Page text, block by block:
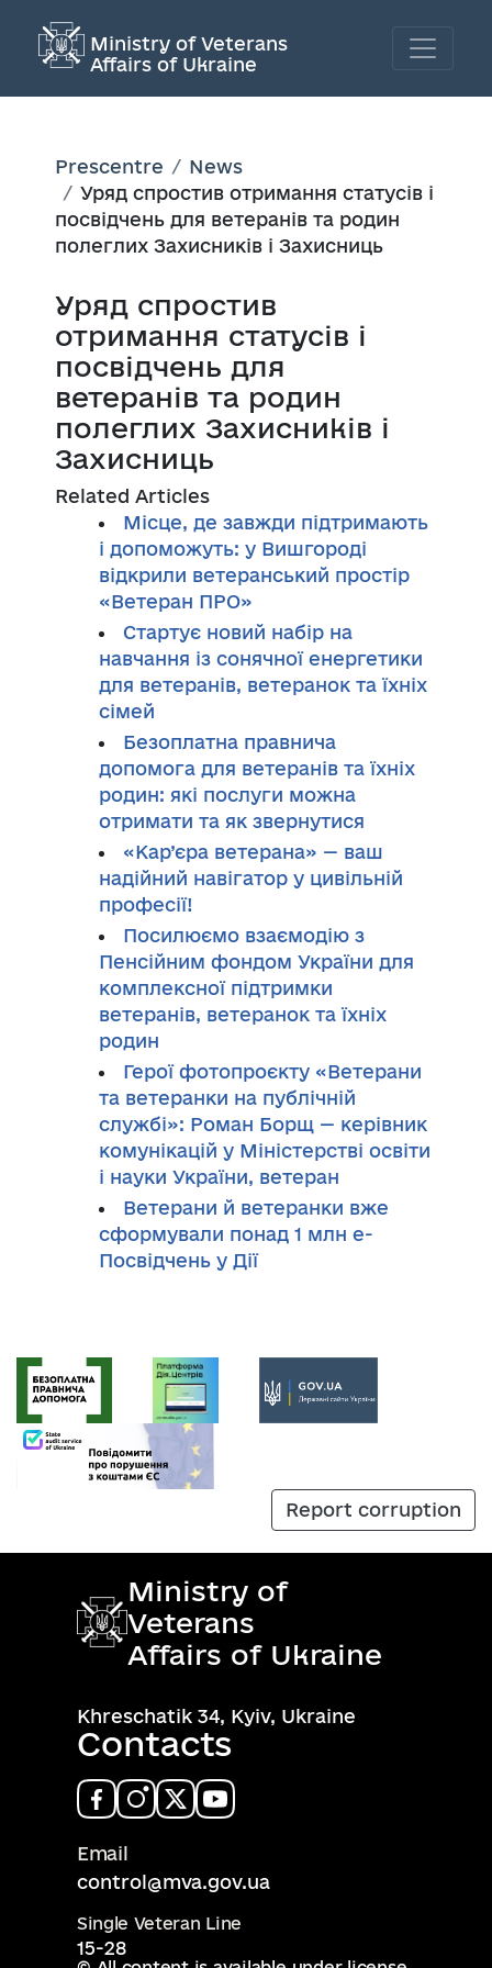
Ministry of Veterans
Affairs of Ukraine
Prescentre
News
Уряд спростив отримання статусів і
посвідчень для ветеранів та родин
полеглих Захисників і Захисниць
Уряд спростив
отримання статусів і
посвідчень для
ветеранів та родин
полеглих Захисників і
Захисниць
Related Articles
Місце, де завжди підтримають
і допоможуть: у Вишгороді
відкрили ветеранський простір
«Ветеран ПРО»
Стартує новий набір на
навчання із сонячної енергетики
для ветеранів, ветеранок та їхніх
сімей
Безоплатна правнича
допомога для ветеранів та їхніх
родин: які послуги можна
отримати та як звернутися
«Кар’єра ветерана» — ваш
надійний навігатор у цивільній
професії!
Посилюємо взаємодію з
Пенсійним фондом України для
комплексної підтримки
ветеранів, ветеранок та їхніх
родин
Герої фотопроєкту «Ветерани
та ветеранки на публічній
службі»: Роман Борщ — керівник
комунікацій у Міністерстві освіти
і науки України, ветеран
Ветерани й ветеранки вже
сформували понад 1 млн е-
Посвідчень у Дії
Report corruption
Ministry of
Veterans
Affairs of Ukraine
Khreschatik 34, Kyiv, Ukraine
Contacts
Email
control@mva.gov.ua
Single Veteran Line
15-28